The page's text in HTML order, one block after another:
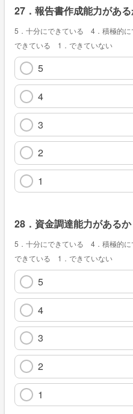
27．報告書作成能力があ
5．十分にできている 4．積極的
できている 1．できていない
5
4
3
2
1
28．資金調達能力があるか
5．十分にできている 4．積極的
できている 1．できていない
5
4
3
2
1